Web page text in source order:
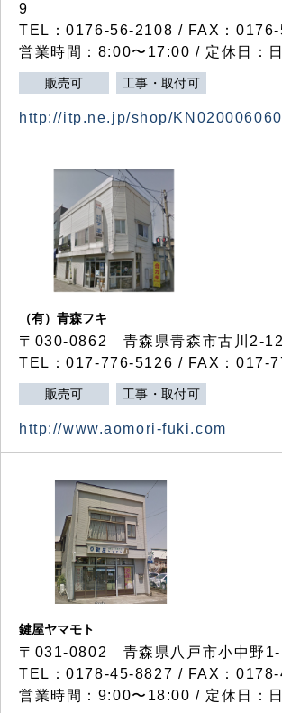
9
TEL：0176-56-2108 / FAX：
営業時間：8:00〜17:00 / 定休日：
販売可 工事・取付可
http://itp.ne.jp/shop/
（有）青森フキ
〒030-0862 青森県青森市古川2-
TEL：017-776-5126 / FAX：017-
販売可 工事・取付可
http://www.aomori-fuki.com
鍵屋ヤマモト
〒031-0802 青森県八戸市小中野
TEL：0178-45-8827 / FAX：
営業時間：9:00〜18:00 / 定休日：